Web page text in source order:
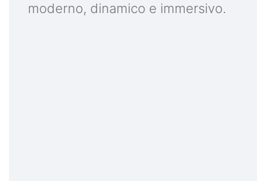
moderno, dinamico e immersivo.